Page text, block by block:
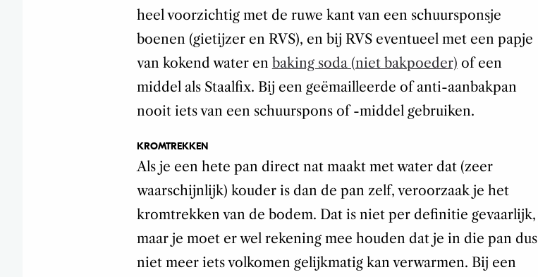
heel voorzichtig met de ruwe kant van een schuursponsje
boenen (gietijzer en RVS), en bij RVS eventueel met een papje
van kokend water en baking soda (niet bakpoeder) of een
middel als Staalfix. Bij een geëmailleerde of anti-aanbakpan
nooit iets van een schuurspons of -middel gebruiken.
KROMTREKKEN
Als je een hete pan direct nat maakt met water dat (zeer
waarschijnlijk) kouder is dan de pan zelf, veroorzaak je het
kromtrekken van de bodem. Dat is niet per definitie gevaarlijk,
maar je moet er wel rekening mee houden dat je in die pan dus
niet meer iets volkomen gelijkmatig kan verwarmen. Bij een